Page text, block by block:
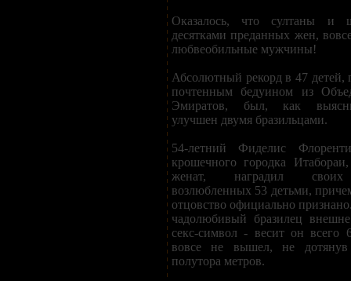
Оказалось, что султаны и
десятками преданных жен,
любвеобильные мужчины!
Абсолютный рекорд в 47
почтенным бедуином из
Эмиратов, был, как
улучшен двумя бразильцами.
54-летний Фиделис
крошечного городка
женат, наградил своих
возлюбленных 53 детьми,
отцовство официально
чадолюбивый бразилец
секс-символ - весит он
вовсе не вышел, не
полутора метров.